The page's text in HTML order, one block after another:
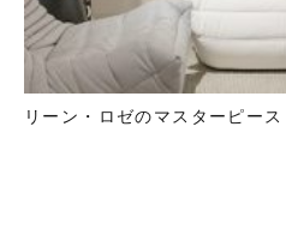
リーン・ロゼのマスターピース